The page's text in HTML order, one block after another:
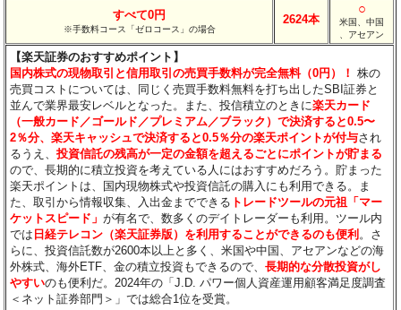
すべて0円
※手数料コース「ゼロコース」の場合
2624本
○
米国、中国
、アセアン
【楽天証券のおすすめポイント】
国内株式の現物取引と信用取引の売買手数料が完全無料（0円）！ 株の
売買コストについては、同じく売買手数料無料を打ち出したSBI証券と
並んで業界最安レベルとなった。また、投信積立のときに楽天カード
（一般カード／ゴールド／プレミアム／ブラック）で決済すると0.5〜
2％分、楽天キャッシュで決済すると0.5％分の楽天ポイントが付与され
るうえ、投資信託の残高が一定の金額を超えるごとにポイントが貯まる
ので、長期的に積立投資を考えている人にはおすすめだろう。貯まった
楽天ポイントは、国内現物株式や投資信託の購入にも利用できる。ま
た、取引から情報収集、入出金までできる トレードツールの元祖「マー
ケットスピード」が有名で、数多くのデイトレーダーも利用。ツール内
では 日経テレコン（楽天証券版）を利用することができるのも便利 。さ
らに、投資信託数が2600本以上と多く、米国や中国、アセアンなどの海
外株式、海外ETF、金の積立投資もできるので、長期的な分散投資がし
やすいのも便利だ。2024年の「J.D. パワー個人資産運用顧客満足度調査
＜ネット証券部門＞」では総合1位を受賞。